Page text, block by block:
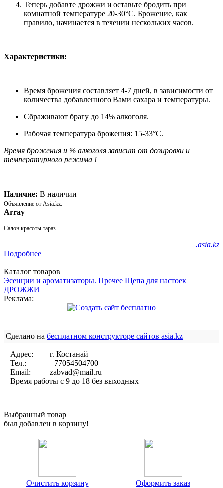
Теперь добавте дрожжи и оставьте бродить при
комнатной температуре 20-30°С. Брожение, как
правило, начинается в течении нескольких часов.
Характеристики:
Время брожения составляет 4-7 дней, в зависимости от
количества добавленного Вами сахара и температуры.
Сбраживают брагу до 14% алкоголя.
Рабочая температура брожения: 15-33°С.
Время брожения и % алкоголя зависит от дозировки и
температурного режима !
Наличие: В наличии
Объявление от Asia.kz:
Array
Салон красоты тараз
.asia.kz
Подробнее
Каталог товаров
Эсенции и ароматизаторы. Прочее Щепа для настоек
ДРОЖЖИ
Реклама:
Сделано набесплатном конструкторе сайтов asia.kz
Адрес:
г. Костанай
Тел.:
+77054504700
Email:
zabvad@mail.ru
Время работы с 9 до 18 без выходных
Выбранный товар
был добавлен в корзину!
Очистить корзину Оформить заказ